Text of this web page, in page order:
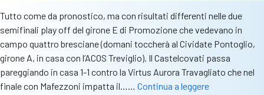
Tutto come da pronostico, ma con risultati differenti nelle due
semifinali play off del girone E di Promozione che vedevano in
campo quattro bresciane (domani toccherà al Cividate Pontoglio,
girone A, in casa con l’ACOS Treviglio). Il Castelcovati passa
pareggiando in casa 1-1 contro la Virtus Aurora Travagliato che nel
finale con Mafezzoni impatta il…… Continua a leggerePromozione,